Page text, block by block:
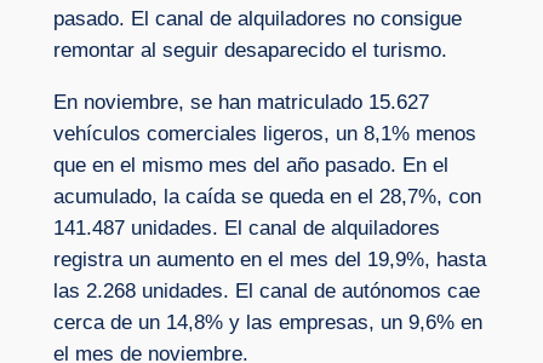
pasado. El canal de alquiladores no consigue
remontar al seguir desaparecido el turismo.
En noviembre, se han matriculado 15.627
vehículos comerciales ligeros, un 8,1% menos
que en el mismo mes del año pasado. En el
acumulado, la caída se queda en el 28,7%, con
141.487 unidades. El canal de alquiladores
registra un aumento en el mes del 19,9%, hasta
las 2.268 unidades. El canal de autónomos cae
cerca de un 14,8% y las empresas, un 9,6% en
el mes de noviembre.